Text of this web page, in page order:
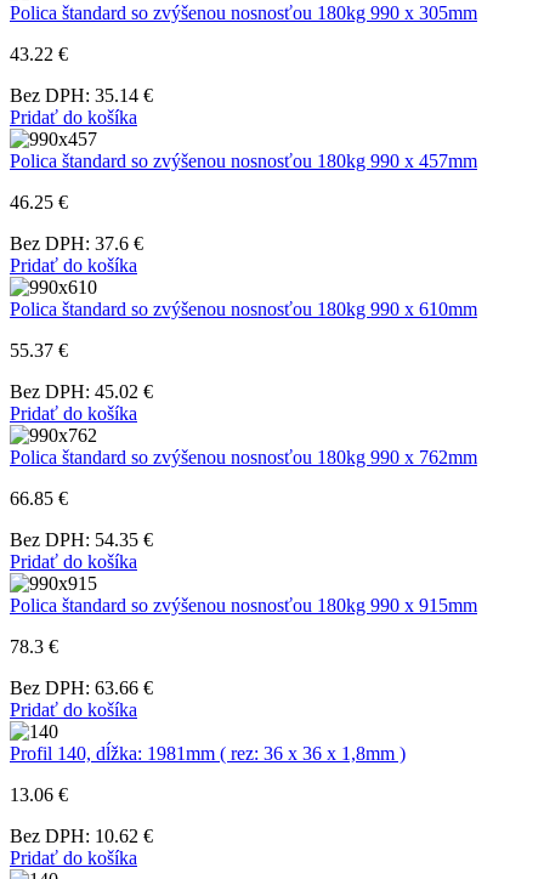
Polica štandard so zvýšenou nosnosťou 180kg 990 x 305mm
43.22 €
Bez DPH: 35.14 €
Pridať do košíka
Polica štandard so zvýšenou nosnosťou 180kg 990 x 457mm
46.25 €
Bez DPH: 37.6 €
Pridať do košíka
Polica štandard so zvýšenou nosnosťou 180kg 990 x 610mm
55.37 €
Bez DPH: 45.02 €
Pridať do košíka
Polica štandard so zvýšenou nosnosťou 180kg 990 x 762mm
66.85 €
Bez DPH: 54.35 €
Pridať do košíka
Polica štandard so zvýšenou nosnosťou 180kg 990 x 915mm
78.3 €
Bez DPH: 63.66 €
Pridať do košíka
Profil 140, dĺžka: 1981mm ( rez: 36 x 36 x 1,8mm )
13.06 €
Bez DPH: 10.62 €
Pridať do košíka